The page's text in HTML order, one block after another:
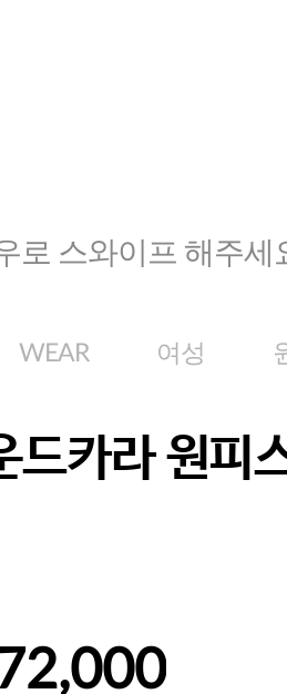
로 스와이프 해주세
WEAR 여성
드카라 원피